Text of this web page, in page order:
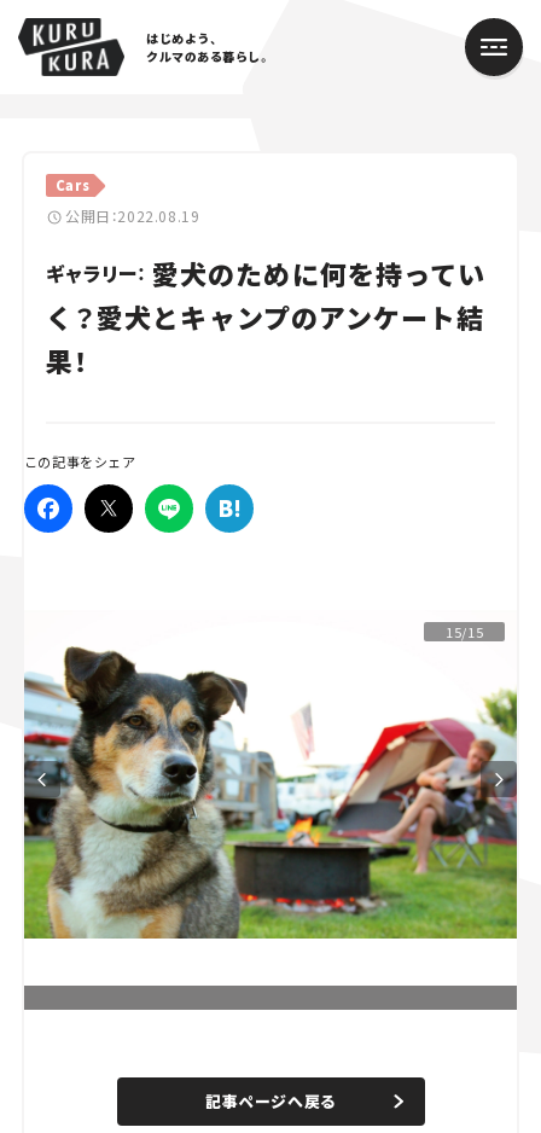
はじめよう、
クルマのある暮らし。
Cars
公開日：2022.08.19
ギャラリー： 愛犬のために何を持ってい
く？愛犬とキャンプのアンケート結
果！
この記事をシェア
15/15
n
e
d
記事ページへ戻る
Cars
Lifestyle
Traffic
Special
Campaign
人気のハッシュタグ